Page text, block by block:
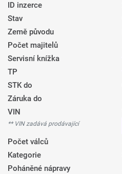
ID inzerce
Stav
Země původu
Počet majitelů
Servisní knížka
TP
STK do
Záruka do
VIN
** VIN zadává prodávající
Počet válců
Kategorie
Poháněné nápravy